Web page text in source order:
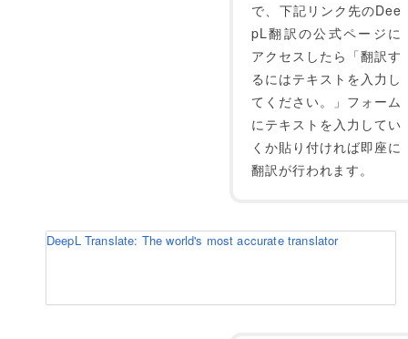
で、下記リンク先のDee
pL翻訳の公式ページに
アクセスしたら「翻訳す
るにはテキストを入力し
てください。」フォーム
にテキストを入力してい
くか貼り付ければ即座に
翻訳が行われます。
DeepL Translate: The world's most accurate translator